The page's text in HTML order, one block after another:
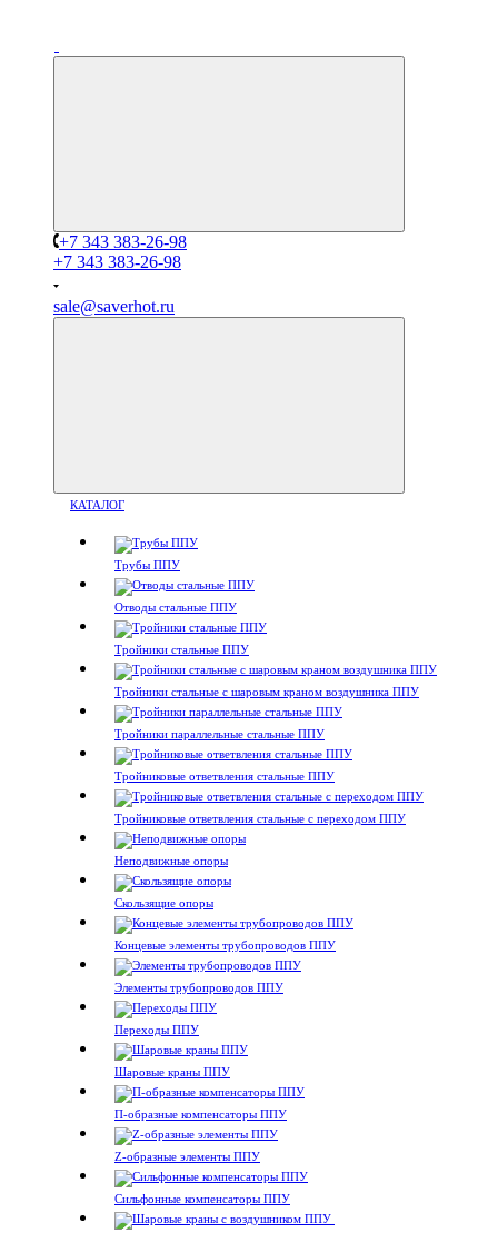
+7 343 383-26-98
+7 343 383-26-98
sale@saverhot.ru
КАТАЛОГ
Трубы ППУ
Отводы стальные ППУ
Тройники стальные ППУ
Тройники стальные с шаровым краном воздушника ППУ
Тройники параллельные стальные ППУ
Тройниковые ответвления стальные ППУ
Тройниковые ответвления стальные с переходом ППУ
Неподвижные опоры
Скользящие опоры
Концевые элементы трубопроводов ППУ
Элементы трубопроводов ППУ
Переходы ППУ
Шаровые краны ППУ
П-образные компенсаторы ППУ
Z-образные элементы ППУ
Сильфонные компенсаторы ППУ